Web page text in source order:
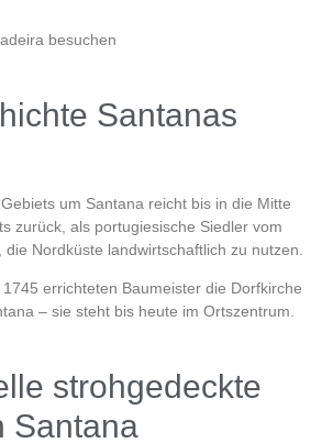
Santanas
um Santana reicht bis in die Mitte
zurück, als portugiesische Siedler vom
Nordküste landwirtschaftlich zu nutzen.
errichteten Baumeister die Dorfkirche
– sie steht bis heute im Ortszentrum.
strohgedeckte
Santana